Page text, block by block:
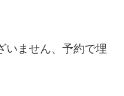
いません、予約で埋